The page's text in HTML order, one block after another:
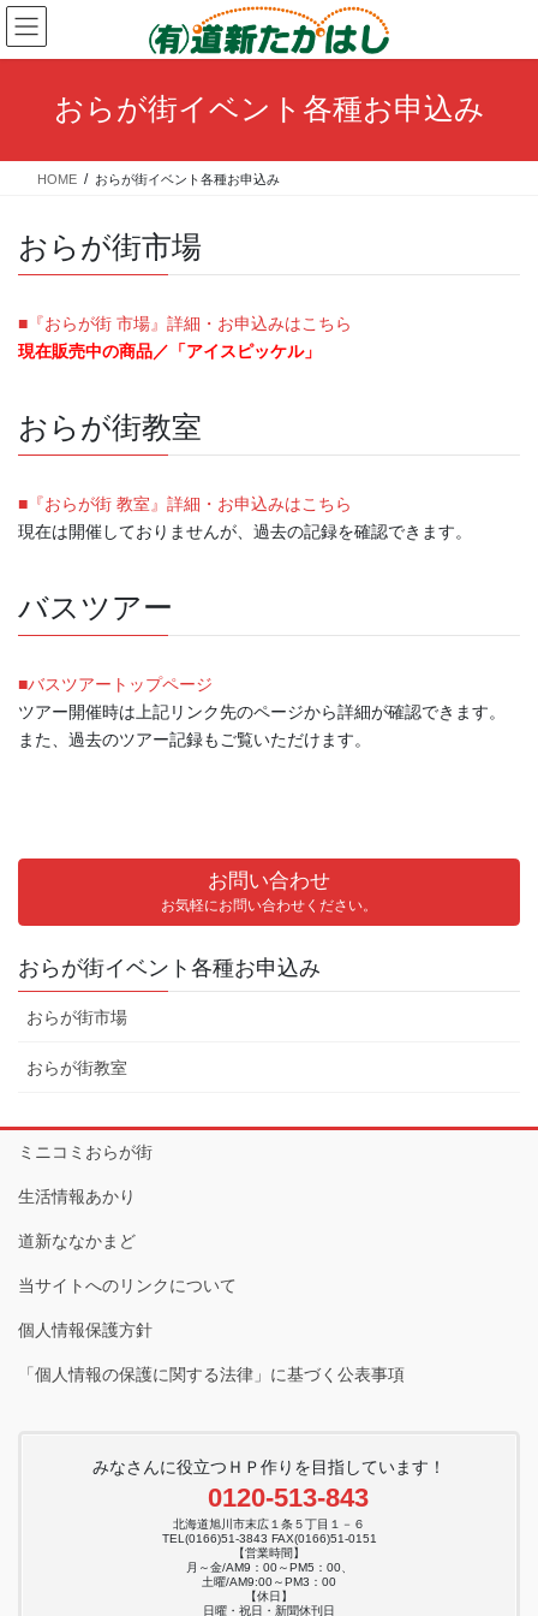
コ
ン
テ
ス
ナ
ビ
ゲ
ン
おらが街イベント各種お申込み
HOME おらが街イベント各種お申込み
おらが街市場
■『おらが街 市場』詳細・お申込みはこちら
現在販売中の商品／ 「アイスピッケル」
おらが街教室
■『おらが街 教室』詳細・お申込みはこちら
現在は開催しておりませんが、過去の記録を確認できます。
バスツアー
■バスツアートップページ
ツアー開催時は上記リンク先のページから詳細が確認できます。
また、過去のツアー記録もご覧いただけます。
お問い合わせ
お気軽にお問い合わせください。
おらが街イベント各種お申込み
おらが街市場
おらが街教室
ミニコミおらが街
生活情報あかり
道新ななかまど
当サイトへのリンクについて
個人情報保護方針
「個人情報の保護に関する法律」に基づく公表事項
みなさんに役立つＨＰ作りを目指しています！
0120-513-843
北海道旭川市末広１条５丁目１－６
TEL(0166)51-3843 FAX(0166)51-0151
【営業時間】
月～金/AM9：00～PM5：00、
土曜/AM9:00～PM3：00
【休日】
日曜・祝日・新聞休刊日